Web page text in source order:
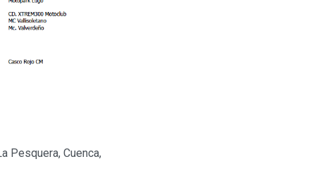
Pesquera, Cuenca,